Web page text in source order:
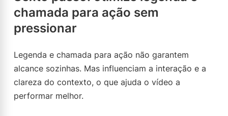
chamada para ação sem
pressionar
Legenda e chamada para ação não garantem
alcance sozinhas. Mas influenciam a interação e a
clareza do contexto, o que ajuda o vídeo a
performar melhor.